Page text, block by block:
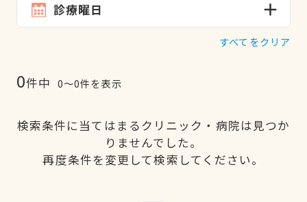
診療曜日
すべてをクリア
0件中 0〜0件を表示
検索条件に当てはまるクリニック・病院は見つか
りませんでした。
再度条件を変更して検索してください。